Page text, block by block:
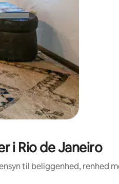
i Rio de Janeiro
til beliggenhed, renhed